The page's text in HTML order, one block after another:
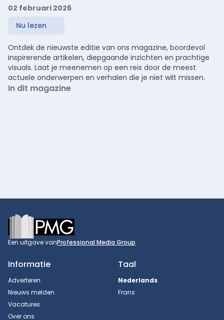
02 februari 2026
Nu lezen
Ontdek de nieuwste editie van ons magazine, boordevol
inspirerende artikelen, diepgaande inzichten en prachtige
visuals. Laat je meenemen op een reis door de meest
actuele onderwerpen en verhalen die je niet wilt missen.
In dit magazine
Footer
Een uitgave vanProfessional Media Group
Informatie
Adverteren
Nieuws melden
Vacatures
Over ons
Taal
Nederlands
Frans